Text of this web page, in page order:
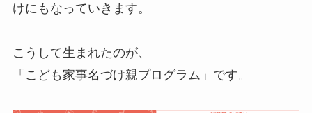
けにもなっていきます。
こうして生まれたのが、
「こども家事名づけ親プログラム」です。